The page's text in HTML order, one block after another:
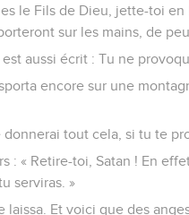
le Fils de Dieu, jette-toi
sur les mains, de
aussi écrit : Tu ne
encore sur une
tout cela, si tu te
: « Retire-toi, Satan ! En
serviras. »
laissa. Et voici que des